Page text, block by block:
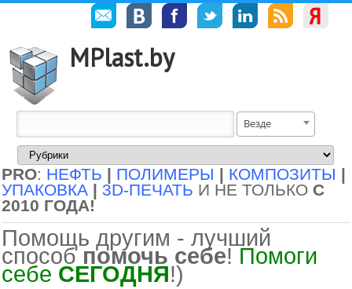
MPlast.by
Везде
PRO: НЕФТЬ | ПОЛИМЕРЫ | КОМПОЗИТЫ |
УПАКОВКА | 3D-ПЕЧАТЬ И НЕ ТОЛЬКО С
2010 ГОДА!
Помощь другим - лучший
способ помочь себе! Помоги
себе СЕГОДНЯ!)